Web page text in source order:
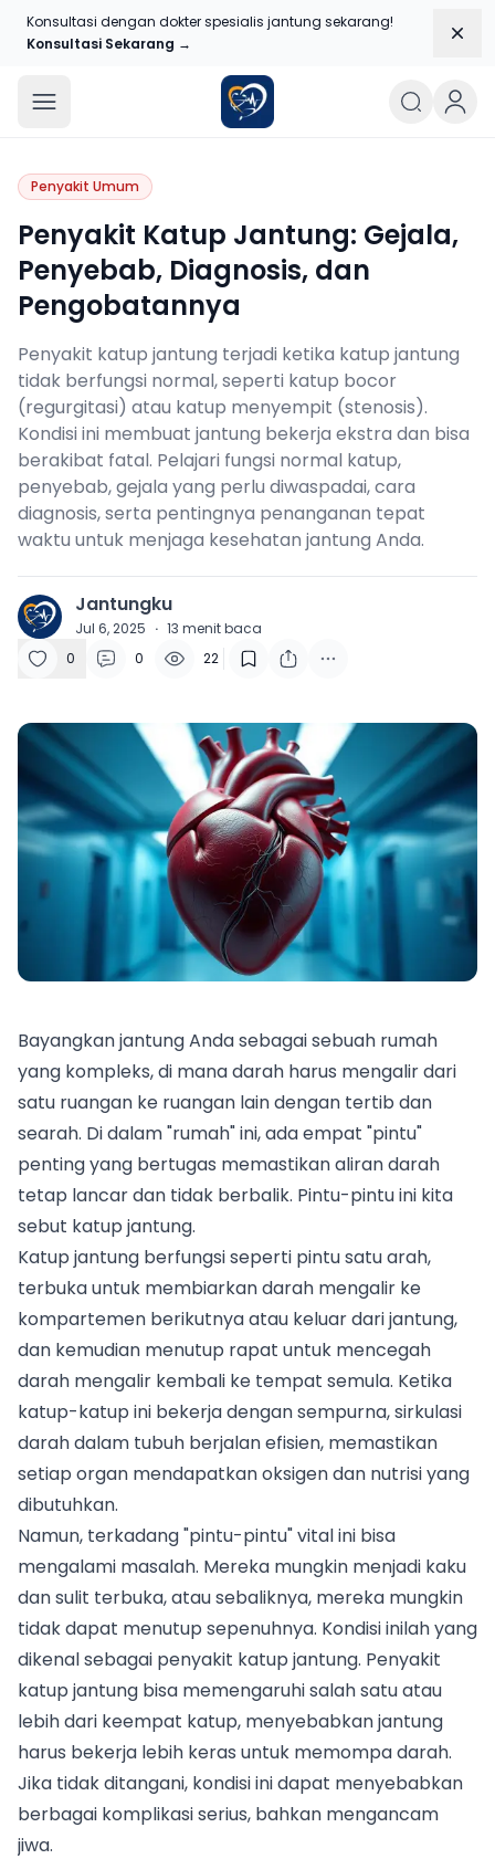
Konsultasi dengan dokter spesialis jantung sekarang!
Konsultasi Sekarang →
Blog Jantungku
Penyakit Umum
Penyakit Katup Jantung: Gejala,
Penyebab, Diagnosis, dan
Pengobatannya
Penyakit katup jantung terjadi ketika katup jantung
tidak berfungsi normal, seperti katup bocor
(regurgitasi) atau katup menyempit (stenosis).
Kondisi ini membuat jantung bekerja ekstra dan bisa
berakibat fatal. Pelajari fungsi normal katup,
penyebab, gejala yang perlu diwaspadai, cara
diagnosis, serta pentingnya penanganan tepat
waktu untuk menjaga kesehatan jantung Anda.
J Jantungku
Jul 6, 2025 · 13 menit baca
0
0 22
Bayangkan jantung Anda sebagai sebuah rumah
yang kompleks, di mana darah harus mengalir dari
satu ruangan ke ruangan lain dengan tertib dan
searah. Di dalam "rumah" ini, ada empat "pintu"
penting yang bertugas memastikan aliran darah
tetap lancar dan tidak berbalik. Pintu-pintu ini kita
sebut katup jantung.
Katup jantung berfungsi seperti pintu satu arah,
terbuka untuk membiarkan darah mengalir ke
kompartemen berikutnya atau keluar dari jantung,
dan kemudian menutup rapat untuk mencegah
darah mengalir kembali ke tempat semula. Ketika
katup-katup ini bekerja dengan sempurna, sirkulasi
darah dalam tubuh berjalan efisien, memastikan
setiap organ mendapatkan oksigen dan nutrisi yang
dibutuhkan.
Namun, terkadang "pintu-pintu" vital ini bisa
mengalami masalah. Mereka mungkin menjadi kaku
dan sulit terbuka, atau sebaliknya, mereka mungkin
tidak dapat menutup sepenuhnya. Kondisi inilah yang
dikenal sebagai penyakit katup jantung. Penyakit
katup jantung bisa memengaruhi salah satu atau
lebih dari keempat katup, menyebabkan jantung
harus bekerja lebih keras untuk memompa darah.
Jika tidak ditangani, kondisi ini dapat menyebabkan
berbagai komplikasi serius, bahkan mengancam
jiwa.